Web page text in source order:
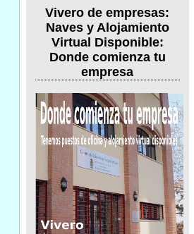
Vivero de empresas:
Naves y Alojamiento
Virtual Disponible:
Donde comienza tu
empresa